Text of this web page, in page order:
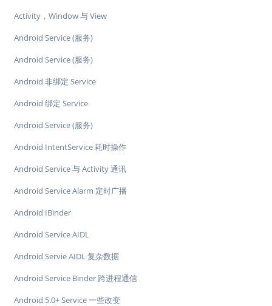
Activity，Window 与 View
Android Service (服务)
Android Service (服务)
Android 非绑定 Service
Android 绑定 Service
Android Service (服务)
Android IntentService 耗时操作
Android Service 与 Activity 通讯
Android Service Alarm 定时广播
Android IBinder
Android Service AIDL
Android Servie AIDL 复杂数据
Android Service Binder 跨进程通信
Android 5.0+ Service 一些改变